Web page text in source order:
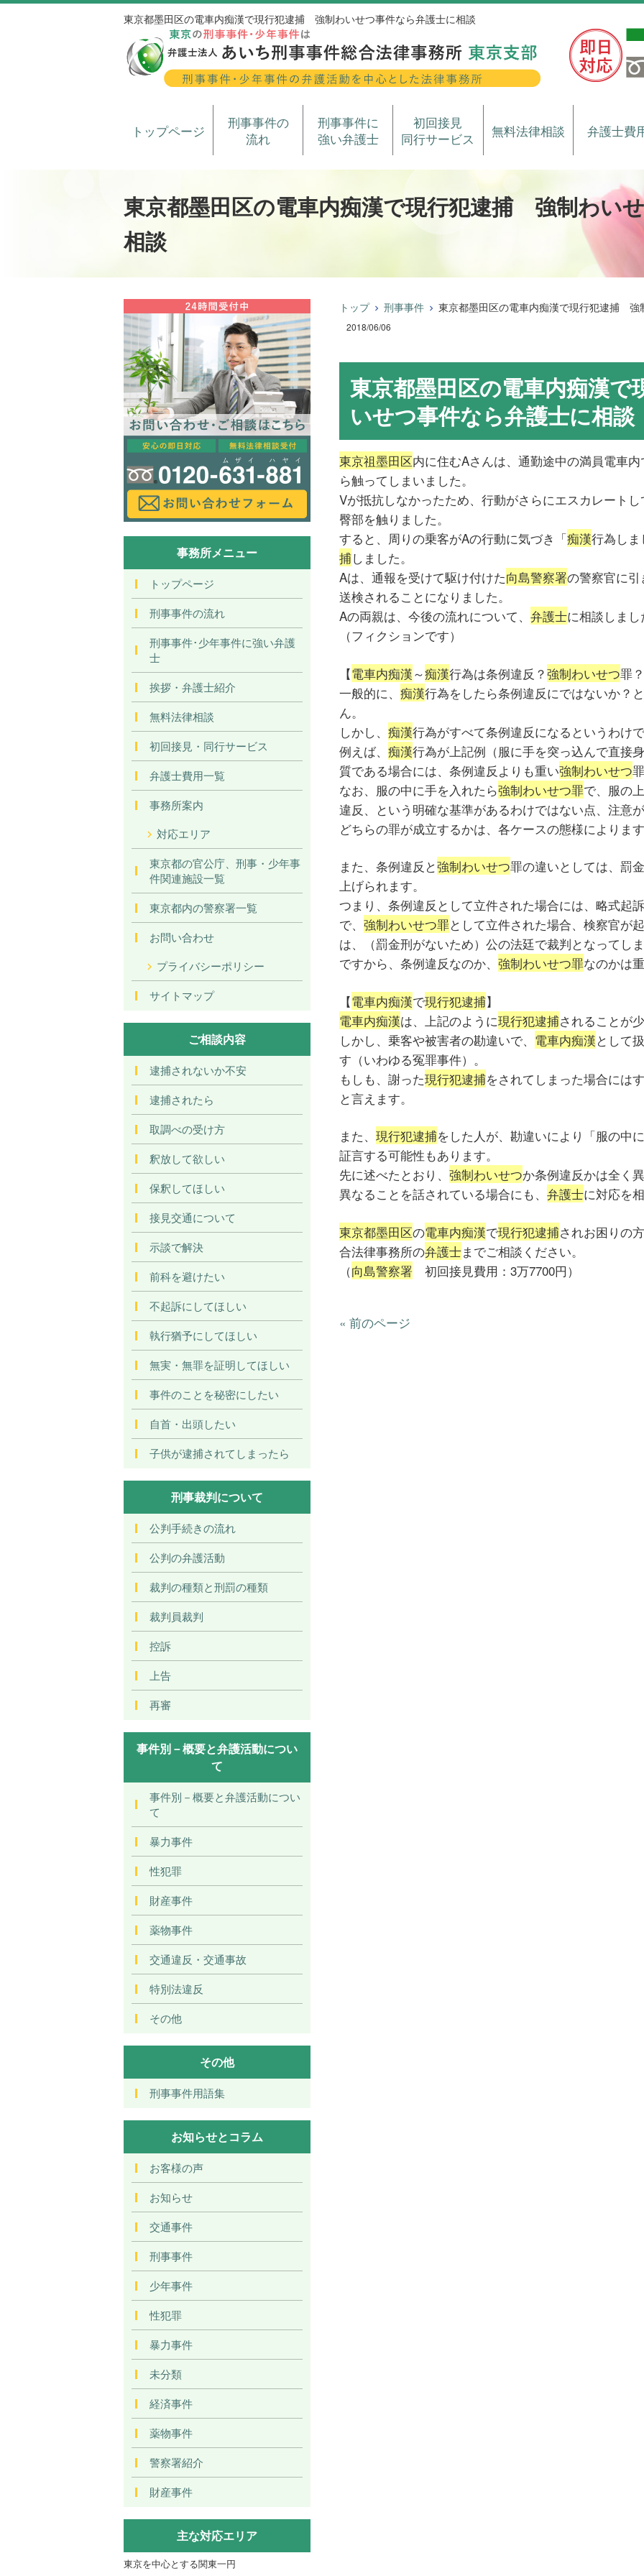
東京都墨田区の電車内痴漢で現行犯逮捕 強制わいせつ事件なら弁護士に相談
トップページ
刑事事件の
流れ
刑事事件に
強い弁護士
初回接見
同行サービス
無料法律相談 弁護士費
東京都墨田区の電車内痴漢で現行犯逮捕 強制わい
相談
トップ 刑事事件 東京都墨田区の電車内痴漢で現行犯逮捕 強
2018/06/06
東京都墨田区の電車内痴漢
いせつ事件なら弁護士に相談
東京祖墨田区内に住むAさんは、通勤途中の満員電車
ら触ってしまいました。
Vが抵抗しなかったため、行動がさらにエスカレート
臀部を触りました。
すると、周りの乗客がAの行動に気づき「痴漢行為し
捕しました。
Aは、通報を受けて駆け付けた向島警察署の警察官に引
送検されることになりました。
Aの両親は、今後の流れについて、 弁護士に相談しまし
（フィクションです）
【電車内痴漢～痴漢行為は条例違反？強制わいせつ罪？
一般的に、 痴漢行為をしたら条例違反にではないか？
ん。
しかし、 痴漢行為がすべて条例違反になるというわけで
例えば、 痴漢行為が上記例（服に手を突っ込んで直接
質である場合には、条例違反よりも重い強制わいせつ
なお、服の中に手を入れたら強制わいせつ罪で、服の
違反、という明確な基準があるわけではない点、注意が
どちらの罪が成立するかは、各ケースの態様によります
また、条例違反と強制わいせつ罪の違いとしては、罰
上げられます。
つまり、条例違反として立件された場合には、略式起
で、 強制わいせつ罪として立件された場合、検察官が
は、（罰金刑がないため）公の法廷で裁判となってしま
ですから、条例違反なのか、 強制わいせつ罪なのかは
【電車内痴漢で現行犯逮捕】
電車内痴漢は、上記のように現行犯逮捕されることが
しかし、乗客や被害者の勘違いで、 電車内痴漢として
す（いわゆる冤罪事件）。
もしも、謝った現行犯逮捕をされてしまった場合には
と言えます。
また、 現行犯逮捕をした人が、勘違いにより「服の中
証言する可能性もあります。
先に述べたとおり、 強制わいせつか条例違反かは全く
異なることを話されている場合にも、 弁護士に対応を
東京都墨田区の電車内痴漢で現行犯逮捕されお困りの
合法律事務所の弁護士までご相談ください。
（向島警察署 初回接見費用：3万7700円）
« 前のページ
事務所メニュー
トップページ
刑事事件の流れ
刑事事件･少年事件に強い弁護
士
挨拶・弁護士紹介
無料法律相談
初回接見・同行サービス
弁護士費用一覧
事務所案内
対応エリア
東京都の官公庁、刑事・少年事
件関連施設一覧
東京都内の警察署一覧
お問い合わせ
プライバシーポリシー
サイトマップ
ご相談内容
逮捕されないか不安
逮捕されたら
取調べの受け方
釈放して欲しい
保釈してほしい
接見交通について
示談で解決
前科を避けたい
不起訴にしてほしい
執行猶予にしてほしい
無実・無罪を証明してほしい
事件のことを秘密にしたい
自首・出頭したい
子供が逮捕されてしまったら
刑事裁判について
公判手続きの流れ
公判の弁護活動
裁判の種類と刑罰の種類
裁判員裁判
控訴
上告
再審
事件別－概要と弁護活動につい
て
事件別－概要と弁護活動につい
て
暴力事件
性犯罪
財産事件
薬物事件
交通違反・交通事故
特別法違反
その他
その他
刑事事件用語集
お知らせとコラム
お客様の声
お知らせ
交通事件
刑事事件
少年事件
性犯罪
暴力事件
未分類
経済事件
薬物事件
警察署紹介
財産事件
主な対応エリア
東京を中心とする関東一円